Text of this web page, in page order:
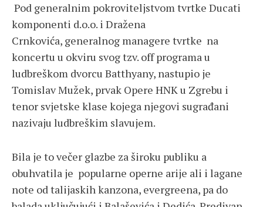
Pod generalnim pokroviteljstvom tvrtke Ducati
komponenti d.o.o. i Dražena
Crnkovića, generalnog managere tvrtke na
koncertu u okviru svog tzv. off programa u
ludbreškom dvorcu Batthyany, nastupio je
Tomislav Mužek, prvak Opere HNK u Zgrebu i
tenor svjetske klase kojega njegovi sugrađani
nazivaju ludbreškim slavujem.
Bila je to večer glazbe za široku publiku a
obuhvatila je popularne operne arije ali i lagane
note od talijaskih kanzona, evergreena, pa do